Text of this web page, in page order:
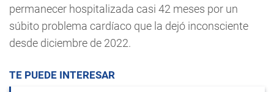
permanecer hospitalizada casi 42 meses por un
súbito problema cardíaco que la dejó inconsciente
desde diciembre de 2022.
TE PUEDE INTERESAR